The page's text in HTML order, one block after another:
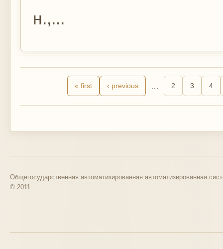
н.,...
« first ‹ previous … 2 3 4
Общегосударственная автоматизированная автоматизированная
© 2011